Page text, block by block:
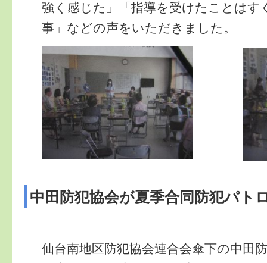
強く感じた」「指導を受けたことはす
事」などの声をいただきました。
中田防犯協会が夏季合同防犯パト
仙台南地区防犯協会連合会傘下の中田